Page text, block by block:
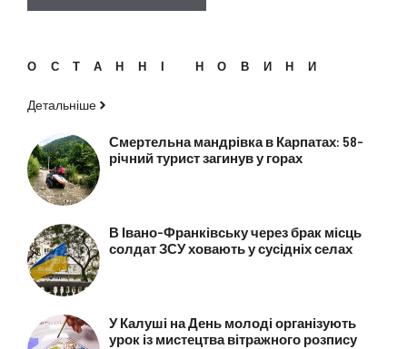
ОСТАННІ НОВИНИ
Детальніше
Смертельна мандрівка в Карпатах: 58-
річний турист загинув у горах
В Івано-Франківську через брак місць
солдат ЗСУ ховають у сусідніх селах
У Калуші на День молоді організують
урок із мистецтва вітражного розпису